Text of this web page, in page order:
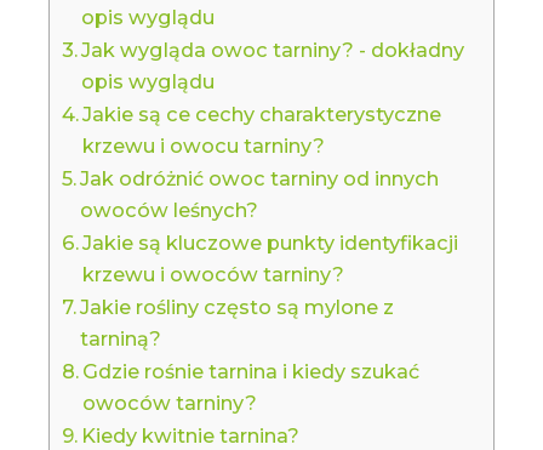
opis wyglądu
Jak wygląda owoc tarniny? - dokładny
opis wyglądu
Jakie są ce cechy charakterystyczne
krzewu i owocu tarniny?
Jak odróżnić owoc tarniny od innych
owoców leśnych?
Jakie są kluczowe punkty identyfikacji
krzewu i owoców tarniny?
Jakie rośliny często są mylone z
tarniną?
Gdzie rośnie tarnina i kiedy szukać
owoców tarniny?
Kiedy kwitnie tarnina?